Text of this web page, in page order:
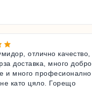
отлично качество,
доставка, много добро
и много професионално
като цяло. Горещо